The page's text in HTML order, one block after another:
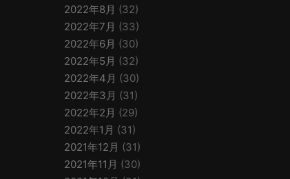
2022年8月 (32)
2022年7月 (33)
2022年6月 (30)
2022年5月 (32)
2022年4月 (30)
2022年3月 (31)
2022年2月 (29)
2022年1月 (31)
2021年12月 (31)
2021年11月 (30)